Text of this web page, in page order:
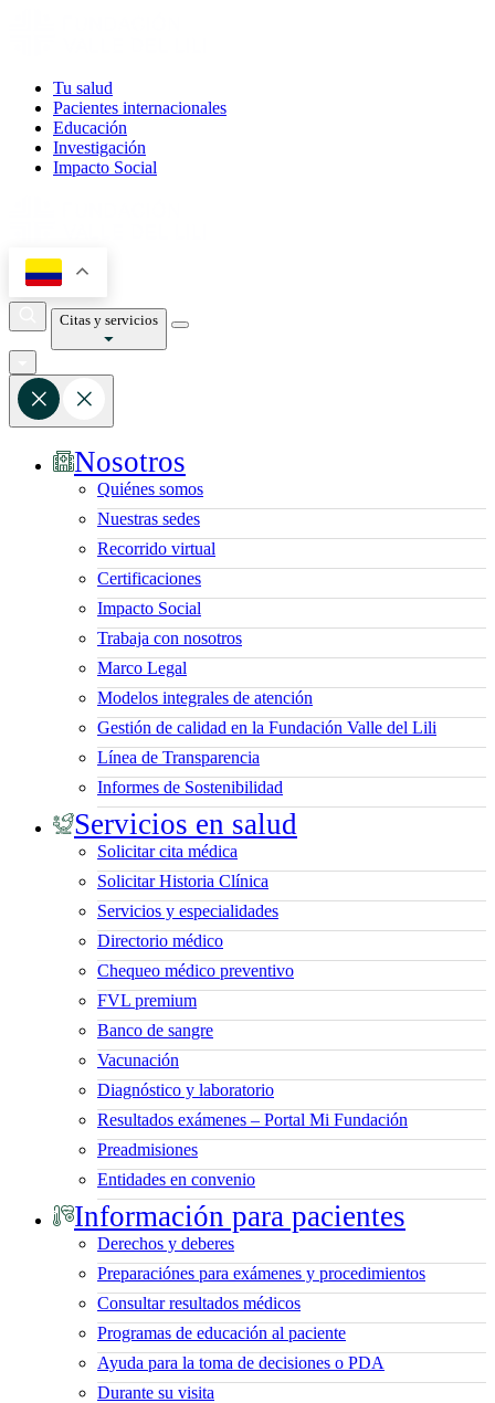
Tu salud
Pacientes internacionales
Educación
Investigación
Impacto Social
Citas y servicios
Nosotros
Quiénes somos
Nuestras sedes
Recorrido virtual
Certificaciones
Impacto Social
Trabaja con nosotros
Marco Legal
Modelos integrales de atención
Gestión de calidad en la Fundación Valle del Lili
Línea de Transparencia
Informes de Sostenibilidad
Servicios en salud
Solicitar cita médica
Solicitar Historia Clínica
Servicios y especialidades
Directorio médico
Chequeo médico preventivo
FVL premium
Banco de sangre
Vacunación
Diagnóstico y laboratorio
Resultados exámenes – Portal Mi Fundación
Preadmisiones
Entidades en convenio
Información para pacientes
Derechos y deberes
Preparaciónes para exámenes y procedimientos
Consultar resultados médicos
Programas de educación al paciente
Ayuda para la toma de decisiones o PDA
Durante su visita